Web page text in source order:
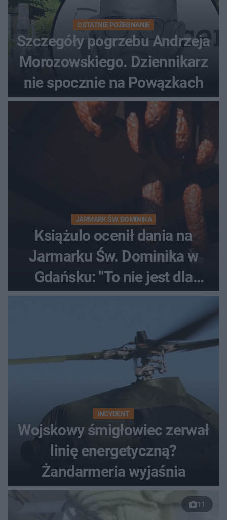
OSTATNIE POŻEGNANIE
Szczegóły pogrzebu Andrzeja
Morozowskiego. Dziennikarz
nie spocznie na Powązkach
JARMARK ŚW. DOMINIKA
Książulo ocenił dania na
Jarmarku Św. Dominika w
Gdańsku: "To nie jest dla
Polaka"
INCYDENT
Wojskowy śmigłowiec zerwał
linię energetyczną?
Żandarmeria wyjaśnia
11